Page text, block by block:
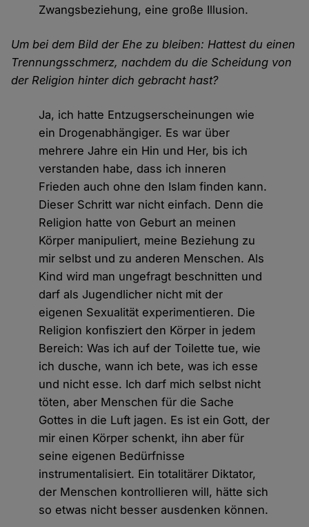
Zwangsbeziehung, eine große Illusion.
Um bei dem Bild der Ehe zu bleiben: Hattest du einen
Trennungsschmerz, nachdem du die Scheidung von
der Religion hinter dich gebracht hast?
Ja, ich hatte Entzugserscheinungen wie
ein Drogenabhängiger. Es war über
mehrere Jahre ein Hin und Her, bis ich
verstanden habe, dass ich inneren
Frieden auch ohne den Islam finden kann.
Dieser Schritt war nicht einfach. Denn die
Religion hatte von Geburt an meinen
Körper manipuliert, meine Beziehung zu
mir selbst und zu anderen Menschen. Als
Kind wird man ungefragt beschnitten und
darf als Jugendlicher nicht mit der
eigenen Sexualität experimentieren. Die
Religion konfisziert den Körper in jedem
Bereich: Was ich auf der Toilette tue, wie
ich dusche, wann ich bete, was ich esse
und nicht esse. Ich darf mich selbst nicht
töten, aber Menschen für die Sache
Gottes in die Luft jagen. Es ist ein Gott, der
mir einen Körper schenkt, ihn aber für
seine eigenen Bedürfnisse
instrumentalisiert. Ein totalitärer Diktator,
der Menschen kontrollieren will, hätte sich
so etwas nicht besser ausdenken können.